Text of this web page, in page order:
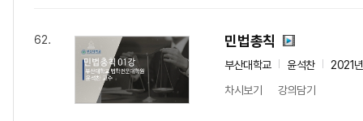
62. 민법총칙
부산대학교 윤석찬
2021
차시보기
강의담기